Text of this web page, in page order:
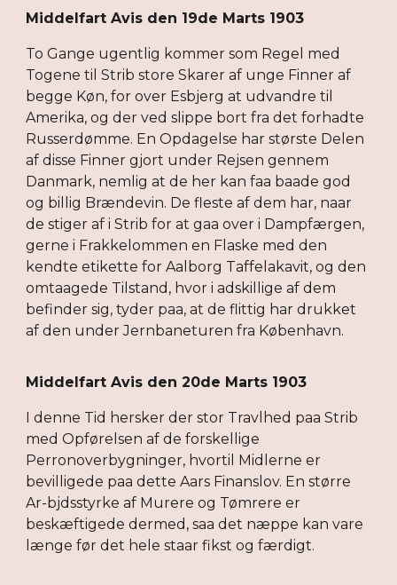
Middelfart Avis den 19de Marts 1903
To Gange ugentlig kommer som Regel med
Togene til Strib store Skarer af unge Finner af
begge Køn, for over Esbjerg at udvandre til
Amerika, og der ved slippe bort fra det forhadte
Russerdømme. En Opdagelse har største Delen
af disse Finner gjort under Rejsen gennem
Danmark, nemlig at de her kan faa baade god
og billig Brændevin. De fleste af dem har, naar
de stiger af i Strib for at gaa over i Dampfærgen,
gerne i Frakkelommen en Flaske med den
kendte etikette for Aalborg Taffelakavit, og den
omtaagede Tilstand, hvor i adskillige af dem
befinder sig, tyder paa, at de flittig har drukket
af den under Jernbaneturen fra København.
Middelfart Avis den 20de Marts 1903
I denne Tid hersker der stor Travlhed paa Strib
med Opførelsen af de forskellige
Perronoverbygninger, hvortil Midlerne er
bevilligede paa dette Aars Finanslov. En større
Ar-bjdsstyrke af Murere og Tømrere er
beskæftigede dermed, saa det næppe kan vare
længe før det hele staar fikst og færdigt.